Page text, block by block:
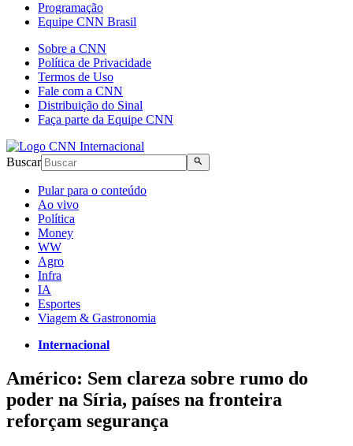
Programação
Equipe CNN Brasil
Sobre a CNN
Política de Privacidade
Termos de Uso
Fale com a CNN
Distribuição do Sinal
Faça parte da Equipe CNN
Buscar
Pular para o conteúdo
Ao vivo
Política
Money
WW
Agro
Infra
IA
Esportes
Viagem & Gastronomia
Internacional
Américo: Sem clareza sobre rumo do
poder na Síria, países na fronteira
reforçam segurança